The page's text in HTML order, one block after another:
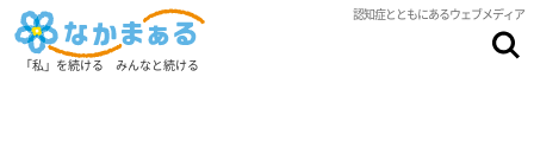
認知症とともにあるウェブメディア
「私」を続ける みんなと続ける